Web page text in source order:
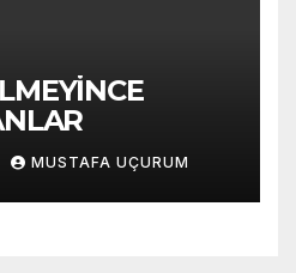
MUSTAFA UÇURUM